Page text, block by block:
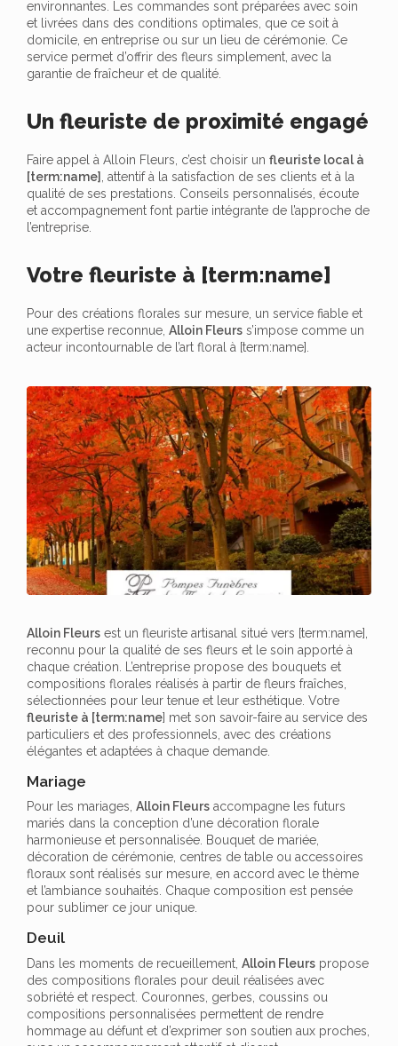
environnantes. Les commandes sont préparées avec soin
et livrées dans des conditions optimales, que ce soit à
domicile, en entreprise ou sur un lieu de cérémonie. Ce
service permet d’offrir des fleurs simplement, avec la
garantie de fraîcheur et de qualité.
Un fleuriste de proximité engagé
Faire appel à Alloin Fleurs, c’est choisir un fleuriste local à
[term:name]
, attentif à la satisfaction de ses clients et à la
qualité de ses prestations. Conseils personnalisés, écoute
et accompagnement font partie intégrante de l’approche de
l’entreprise.
Votre fleuriste à [term:name]
Pour des créations florales sur mesure, un service fiable et
une expertise reconnue, Alloin Fleurs s’impose comme un
acteur incontournable de l’art floral à [term:name].
Alloin Fleurs est un fleuriste artisanal situé vers [term:name],
reconnu pour la qualité de ses fleurs et le soin apporté à
chaque création. L’entreprise propose des bouquets et
compositions florales réalisés à partir de fleurs fraîches,
sélectionnées pour leur tenue et leur esthétique. Votre
fleuriste à [term:name] met son savoir-faire au service des
particuliers et des professionnels, avec des créations
élégantes et adaptées à chaque demande.
Mariage
Pour les mariages, Alloin Fleurs accompagne les futurs
mariés dans la conception d’une décoration florale
harmonieuse et personnalisée. Bouquet de mariée,
décoration de cérémonie, centres de table ou accessoires
floraux sont réalisés sur mesure, en accord avec le thème
et l’ambiance souhaités. Chaque composition est pensée
pour sublimer ce jour unique.
Deuil
Dans les moments de recueillement, Alloin Fleurs propose
des compositions florales pour deuil réalisées avec
sobriété et respect. Couronnes, gerbes, coussins ou
compositions personnalisées permettent de rendre
hommage au défunt et d’exprimer son soutien aux proches,